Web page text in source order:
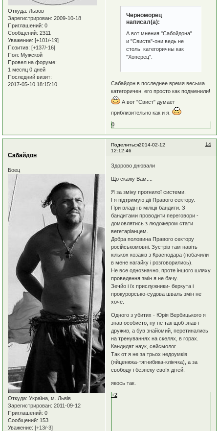
Откуда: Львов
Зарегистрирован: 2009-10-18
Приглашений: 0
Сообщений: 2311
Уважение: [+101/-19]
Позитив: [+137/-16]
Пол: Мужской
Провел на форуме:
1 месяц 0 дней
Последний визит:
2017-05-10 18:15:10
Черноморец
написал(а):
А вот мнения "Сабойдона"
и "Свиста"-они ведь не
столь категоричны как
"Хоперец".
Сабайдон в последнее время весьма
категоричен, его просто как подменили!
А вот "Свист" думает
приблизительно как и я.
0
Поделиться 14
2014-02-12
12:12:46
Сабайдон
Боец
Откуда: Україна, м. Львів
Зарегистрирован: 2011-09-12
Приглашений: 0
Сообщений: 153
Уважение: [+13/-3]
Здорово днювали
Що скажу Вам....
Я за зміну прогнилої системи.
І я підтримую дії Правого сектору.
При владі і в міліції бандити. З
бандитами проводити переговори -
домовлятись з людожером стати
вегетаріанцем.
Добра половина Правого сектору
російськомовні. Зустрів там навіть
кількох козаків з Краснодара (побачили
в мене нагайку і розговорились).
Не все однозначно, проте іншого шляху
проведення змін я не бачу.
Зечйо і їх прислужники- беркута і
прокурорсько-судова шваль змін не
хоче.
Одного з убитих - Юрія Вербицького я
знав особисто, ну не так щоб знав і
дружив, а був знайомий, перетинались
на тренуваннях на скелях, в горах.
Кандидат наук, сейсмолог....
Так от я не за трьох недоумків
(яйценюка-тягнибика-клінчка), а за
свободу і безпеку своїх дітей.
якось так.
+2